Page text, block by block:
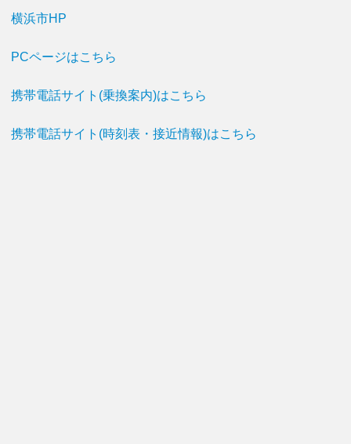
横浜市HP
PCページはこちら
携帯電話サイト(乗換案内)はこちら
携帯電話サイト(時刻表・接近情報)はこちら